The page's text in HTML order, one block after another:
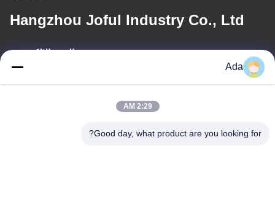
Hangzhou Joful Industry Co., Ltd
البريد الإلكتروني
Ada
2:29 AM
Good day, what product are you looking for?